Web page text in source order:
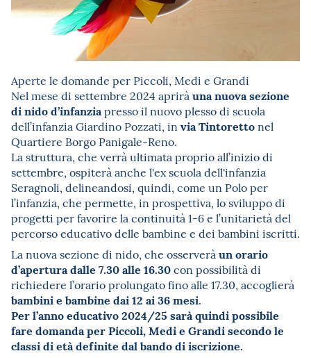
Aperte le domande per Piccoli, Medi e Grandi
Nel mese di settembre 2024 apriràuna nuova sezione
di nido d’infanziapresso il nuovo plesso di scuola
dell’infanzia Giardino Pozzati, invia Tintorettonel
Quartiere Borgo Panigale-Reno.
La struttura, che verrà ultimata proprio all’inizio di
settembre, ospiterà anche l'ex scuola dell'infanzia
Seragnoli, delineandosi, quindi, come un Polo per
l’infanzia, che permette, in prospettiva, lo sviluppo di
progetti per favorire la continuità 1-6 e l’unitarietà del
percorso educativo delle bambine e dei bambini iscritti.
La nuova sezione di nido, che osserveràun orario
d’apertura dalle 7.30 alle 16.30con possibilità di
richiedere l’orario prolungato fino alle 17.30, accoglierà
bambini e bambine dai 12 ai 36 mesi.
Per l’anno educativo 2024/25 sarà quindi possibile
fare domanda per Piccoli, Medi e Grandi secondo le
classi di età definite dal bando di iscrizione.